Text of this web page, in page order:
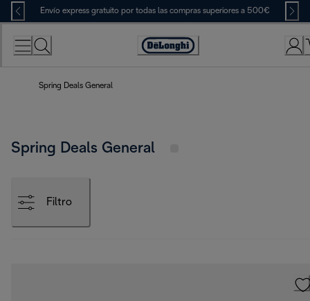
Skip
to
Content
Envío express gratuito por todas las compras superiores a 500€
Accessibility
Spring Deals General
Spring Deals General
Filtro